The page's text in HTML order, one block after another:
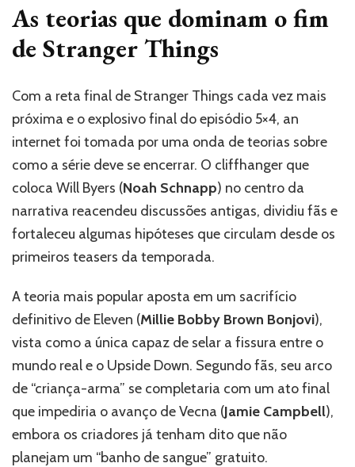
As teorias que dominam o fim
de Stranger Things
Com a reta final de Stranger Things cada vez mais
próxima e o explosivo final do episódio 5×4, an
internet foi tomada por uma onda de teorias sobre
como a série deve se encerrar. O cliffhanger que
coloca Will Byers (Noah Schnapp) no centro da
narrativa reacendeu discussões antigas, dividiu fãs e
fortaleceu algumas hipóteses que circulam desde os
primeiros teasers da temporada.
A teoria mais popular aposta em um sacrifício
definitivo de Eleven (Millie Bobby Brown Bonjovi),
vista como a única capaz de selar a fissura entre o
mundo real e o Upside Down. Segundo fãs, seu arco
de “criança-arma” se completaria com um ato final
que impediria o avanço de Vecna (Jamie Campbell),
embora os criadores já tenham dito que não
planejam um “banho de sangue” gratuito.